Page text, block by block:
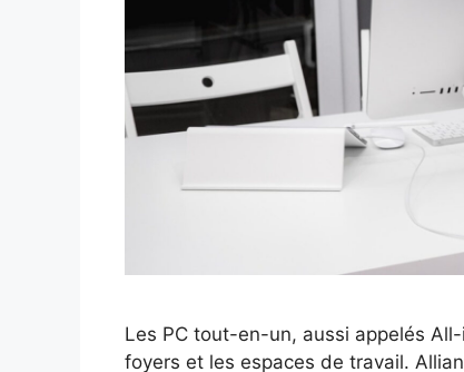
Les PC tout-en-un, aussi appelés
foyers et les espaces de travail.